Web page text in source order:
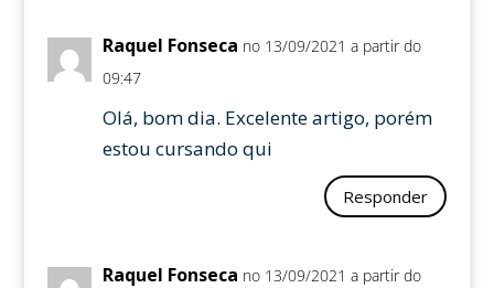
Raquel Fonseca no 13/09/2021 a partir do
09:47
Olá, bom dia. Excelente artigo, porém
estou cursando qui
Responder
Raquel Fonseca no 13/09/2021 a partir do